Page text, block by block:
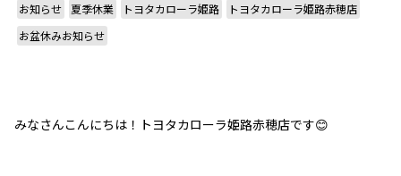
お知らせ 夏季休業 トヨタカローラ姫路
トヨタカローラ姫路赤穂店
お盆休みお知らせ
みなさんこんにちは！トヨタカローラ姫路赤穂店です😊